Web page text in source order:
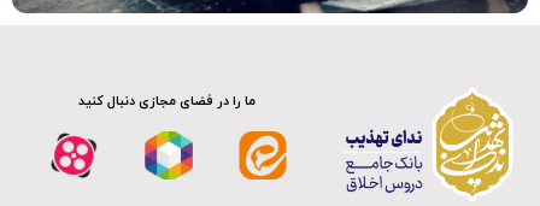
ما را در فضای مجازی دنبال کنید